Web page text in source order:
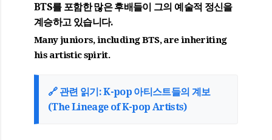
BTS를 포함한 많은 후배들이 그의 예술적 정신을
계승하고 있습니다.
Many juniors, including BTS, are inheriting
his artistic spirit.
🔗 관련 읽기: K-pop 아티스트들의 계보
(The Lineage of K-pop Artists)